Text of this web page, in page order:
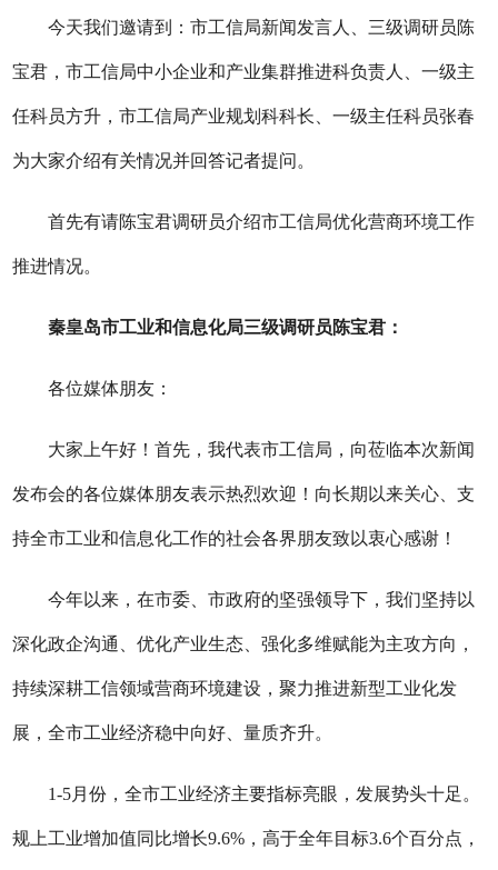
今天我们邀请到：市工信局新闻发言人、 三级调研员陈
宝君，市工信局中小企业和产业集群推进科负责人、一级主
任科员方升 ，市工信局产业规划科科长、一级主任科员张春
为大家介绍有关情况并回答记者提问。
首先有请陈宝君调研员介绍市工信局优化营商环境工作
推进情况。
秦皇岛市工业和信息化局三级调研员陈宝君 ：
各位媒体朋友：
大家上午好！首先，我代表市工信局，向莅临本次新闻
发布会的各位媒体朋友表示热烈欢迎！向长期以来关心、支
持全市工业和信息化工作的社会各界朋友致以衷心感谢！
今年以来，在市委、市政府的坚强领导下，我们坚持以
深化政企沟通、优化产业生态、强化多维赋能为主攻方向，
持续深耕工信领域营商环境建设，聚力推进新型工业化发
展 ，全市工业经济稳中向好、量质齐升。
1-5月份 ，全市工业经济主要指标亮眼，发展势头十足。
规上工业增加值同比增长9.6%，高于全年目标3.6个百分点，